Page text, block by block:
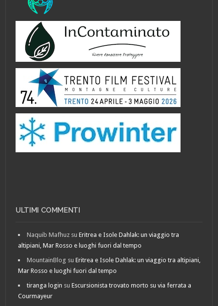
ULTIMI COMMENTI
Naquib Mafhuz suEritrea e Isole Dahlak: un viaggio tra
altipiani, Mar Rosso e luoghi fuori dal tempo
MountainBlog suEritrea e Isole Dahlak: un viaggio tra altipiani,
Mar Rosso e luoghi fuori dal tempo
tiranga login suEscursionista trovato morto su via ferrata a
Courmayeur